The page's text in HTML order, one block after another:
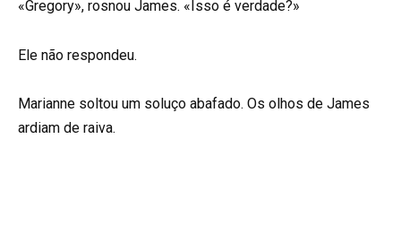
«Gregory», rosnou James. «Isso é verdade?»
Ele não respondeu.
Marianne soltou um soluço abafado. Os olhos de James
ardiam de raiva.